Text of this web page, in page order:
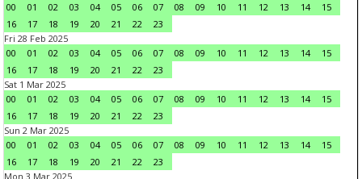
00
01 02 03 04 05 06 07 08 09 10 11 12 13 14
15
16
17 18 19 20 21 22
23
Fri 28 Feb 2025
00
01 02 03 04 05 06 07 08 09 10 11 12 13 14
15
16
17 18 19 20 21 22
23
Sat 1 Mar 2025
00
01 02 03 04 05 06 07 08 09 10 11 12 13 14
15
16
17 18 19 20 21 22
23
Sun 2 Mar 2025
00
01 02 03 04 05 06 07 08 09 10 11 12 13 14
15
16
17 18 19 20 21 22
23
Mon 3 Mar 2025